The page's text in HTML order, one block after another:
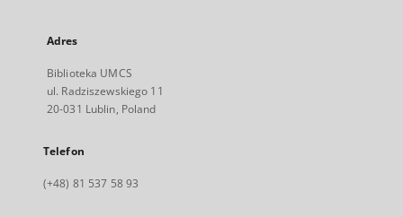
Adres
Biblioteka UMCS
ul. Radziszewskiego 11
20-031 Lublin, Poland
Telefon
(+48) 81 537 58 93